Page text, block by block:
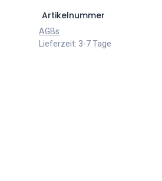
Artikelnummer
AGBs
Lieferzeit: 3-7 Tage